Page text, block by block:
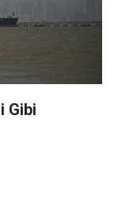
Gibi